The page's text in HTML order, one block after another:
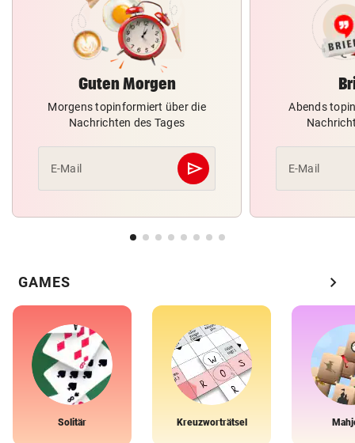
Guten Morgen
Morgens topinformiert über die
Nachrichten des Tages
E-Mail send
Abschicken
Abends
E-Mail
GAMES chevron_right
Solitär Kreuzworträtsel